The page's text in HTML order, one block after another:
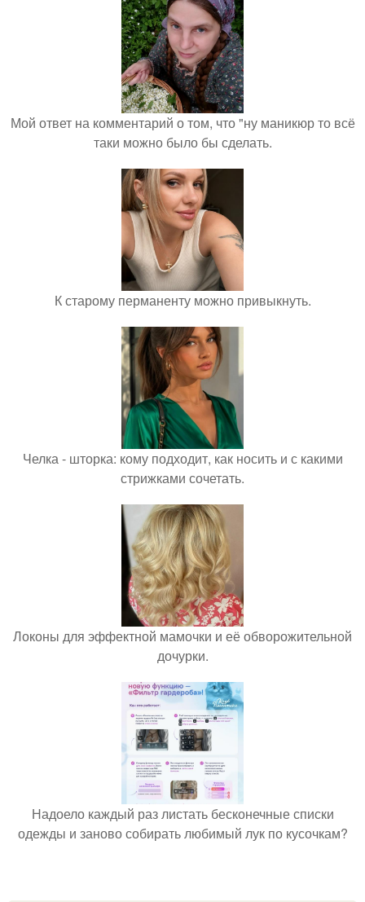
Мой ответ на комментарий о том, что "ну маникюр то всё
таки можно было бы сделать.
К старому перманенту можно привыкнуть.
Челка - шторка: кому подходит, как носить и с какими
стрижками сочетать.
Локоны для эффектной мамочки и её обворожительной
дочурки.
Надоело каждый раз листать бесконечные списки
одежды и заново собирать любимый лук по кусочкам?